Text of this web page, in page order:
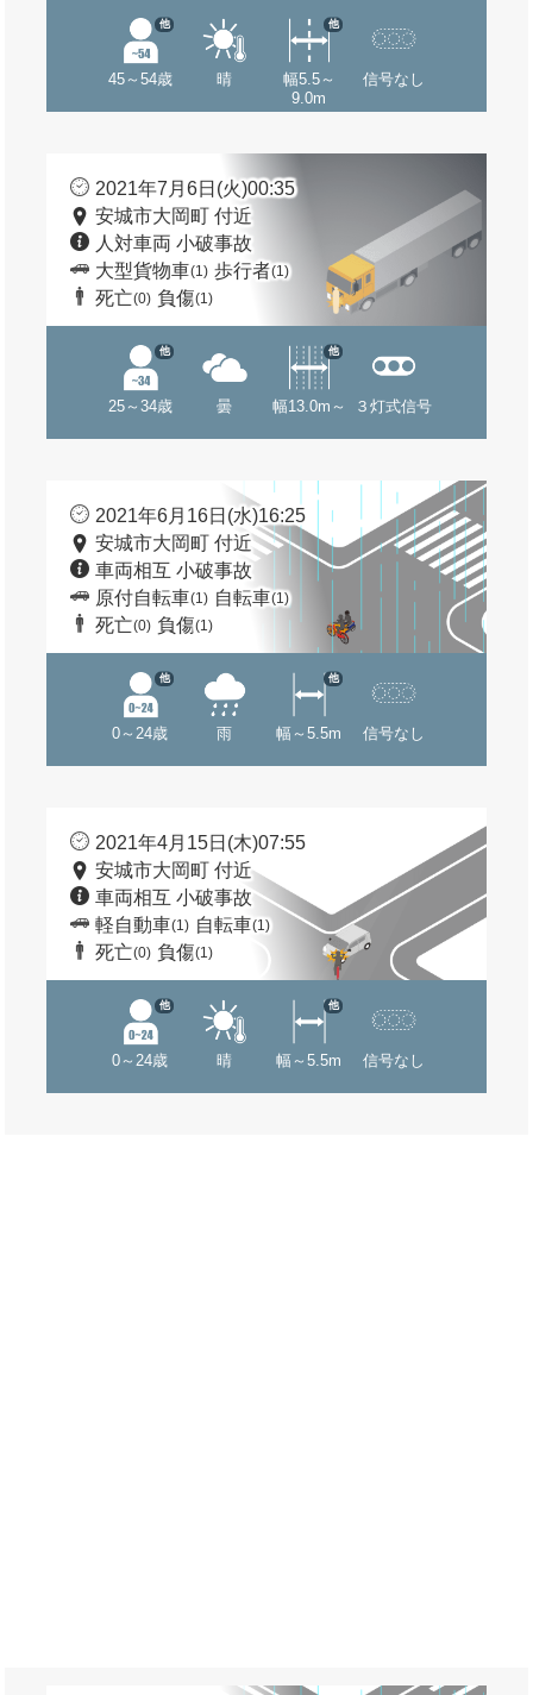
45～54歳
他
晴
幅5.5～
9.0m
他
信号なし
2021年7月6日(火)00:35
安城市大岡町 付近
人対車両 小破事故
大型貨物車(1) 歩行者(1)
死亡(0) 負傷(1)
25～34歳
他
曇 幅13.0m～
他
３灯式信号
2021年6月16日(水)16:25
安城市大岡町 付近
車両相互 小破事故
原付自転車(1) 自転車(1)
死亡(0) 負傷(1)
0～24歳
他
雨 幅～5.5m
他
信号なし
2021年4月15日(木)07:55
安城市大岡町 付近
車両相互 小破事故
軽自動車(1) 自転車(1)
死亡(0) 負傷(1)
0～24歳
他
晴 幅～5.5m
他
信号なし